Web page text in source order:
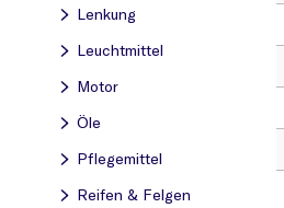
Lenkung
Leuchtmittel
Motor
Öle
Pflegemittel
Reifen & Felgen